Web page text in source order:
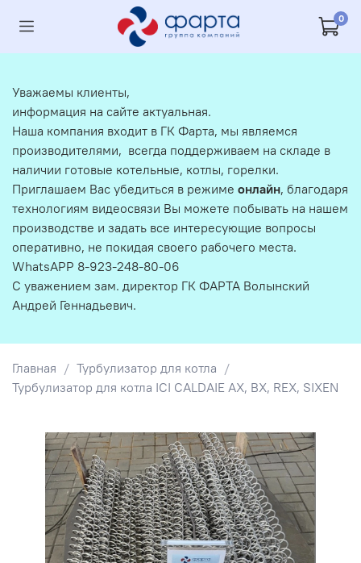
0
Главная
Турбулизатор для котла
Турбулизатор для котла ICI CALDAIE АХ, BX, REX, SIXEN
Уважаемы клиенты,
информация на сайте актуальная.
Наша компания входит в ГК Фарта, мы являемся
производителями, всегда поддерживаем на складе в
наличии готовые котельные, котлы, горелки.
Приглашаем Вас убедиться в режиме онлайн, благодаря
технологиям видеосвязи Вы можете побывать на нашем
производстве и задать все интересующие вопросы
оперативно, не покидая своего рабочего места.
WhatsAPP 8-923-248-80-06
С уважением зам. директор ГК ФАРТА Волынский
Андрей Геннадьевич.